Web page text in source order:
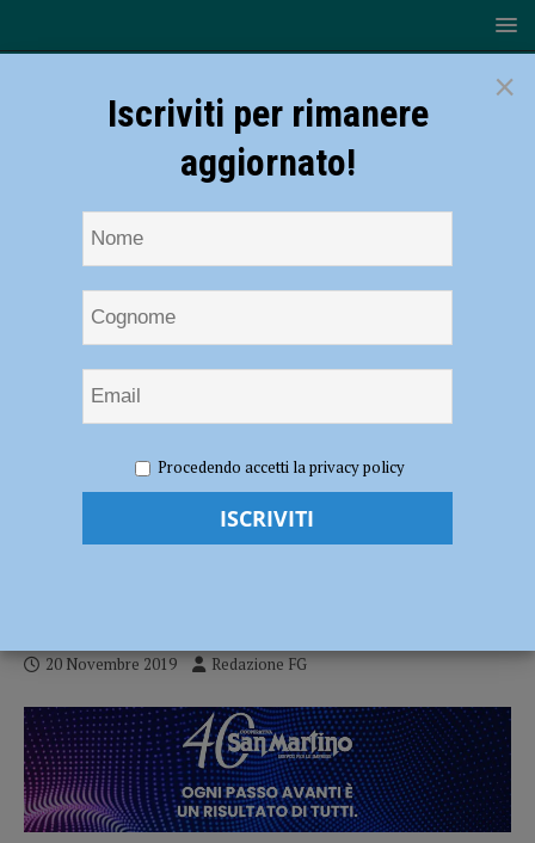
zona della stazione ferroviaria, termine dei lavori entro il 2025
Come cambierà la zona della stazione
20 Novembre 2019 Redazione FG
×
Iscriviti per rimanere
aggiornato!
Procedendo accetti la privacy policy